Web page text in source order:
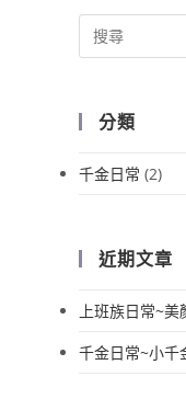
分類
千金日常 (2)
近期文章
上班族日常~
千金日常~小千